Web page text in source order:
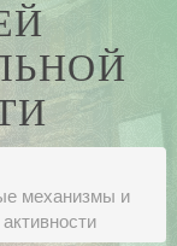
механизмы и